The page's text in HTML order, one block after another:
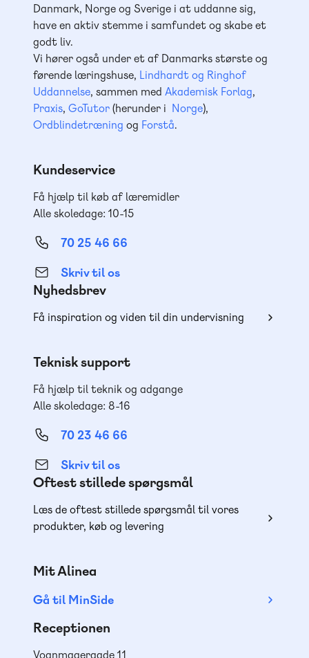
Danmark, Norge og Sverige i at uddanne sig,
have en aktiv stemme i samfundet og skabe et
godt liv.
Vi hører også under et af Danmarks største og
førende læringshuse, Lindhardt og Ringhof
Uddannelse, sammen med Akademisk Forlag,
Praxis, GoTutor(herunder i Norge),
Ordblindetræning og Forstå.
Kundeservice
Få hjælp til køb af læremidler
Alle skoledage: 10-15
70 25 46 66
Skriv til os
Nyhedsbrev
Få inspiration og viden til din undervisning
Teknisk support
Få hjælp til teknik og adgange
Alle skoledage: 8-16
70 23 46 66
Skriv til os
Oftest stillede spørgsmål
Læs de oftest stillede spørgsmål til vores
produkter, køb og levering
Mit Alinea
Gå til MinSide
Receptionen
Vognmagergade 11